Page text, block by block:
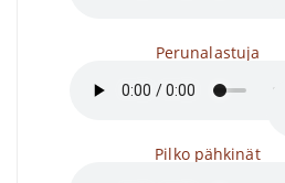
Perunalastuja
Pilko pähkinät